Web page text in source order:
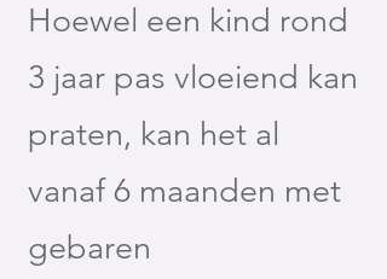
Hoewel een kind rond
3 jaar pas vloeiend kan
praten, kan het al
vanaf 6 maanden met
gebaren